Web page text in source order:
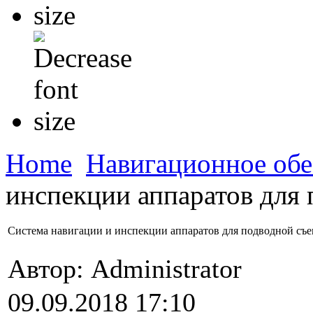
Home Навигационное
инспекции аппаратов
Система навигации и инспекции аппаратов для подводной
Автор: Administrator
09.09.2018 17:10